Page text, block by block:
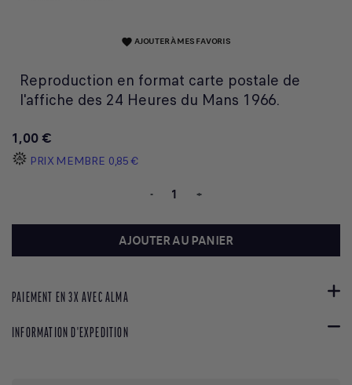
favorite AJOUTER À MES FAVORIS
Reproduction en format carte postale de
l'affiche des 24 Heures du Mans 1966.
1,00 €
PRIX MEMBRE 0,85 €
- +
AJOUTER AU PANIER
PAIEMENT EN 3X AVEC ALMA
INFORMATION D'EXPEDITION